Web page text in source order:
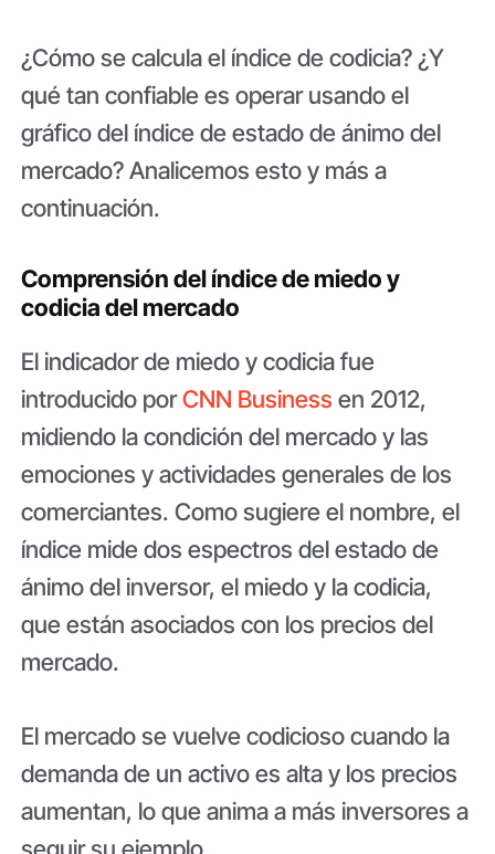
¿Cómo se calcula el índice de codicia? ¿Y
qué tan confiable es operar usando el
gráfico del índice de estado de ánimo del
mercado? Analicemos esto y más a
continuación.
Comprensión del índice de miedo y
codicia del mercado
El indicador de miedo y codicia fue
introducido porCNN Business en 2012,
midiendo la condición del mercado y las
emociones y actividades generales de los
comerciantes. Como sugiere el nombre, el
índice mide dos espectros del estado de
ánimo del inversor, el miedo y la codicia,
que están asociados con los precios del
mercado.
El mercado se vuelve codicioso cuando la
demanda de un activo es alta y los precios
aumentan, lo que anima a más inversores a